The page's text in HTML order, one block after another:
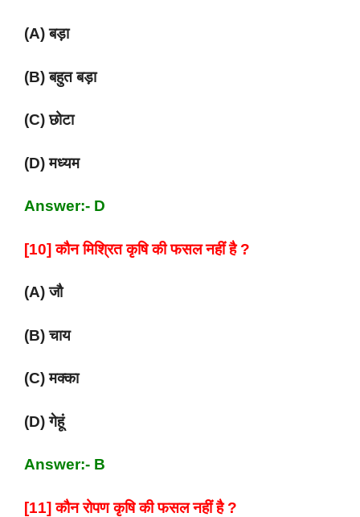
(A) बड़ा
(B) बहुत बड़ा
(C) छोटा
(D) मध्यम
Answer:- D
[10] कौन मिश्रित कृषि की फसल नहीं है ?
(A) जौ
(B) चाय
(C) मक्का
(D) गेहूं
Answer:- B
[11] कौन रोपण कृषि की फसल नहीं है ?